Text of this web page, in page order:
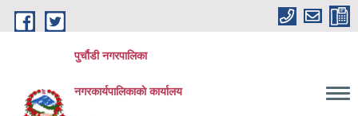
Skip to main content
पुर्चौडी नगरपालिका
नगरकार्यपालिकाकाे कार्यालय